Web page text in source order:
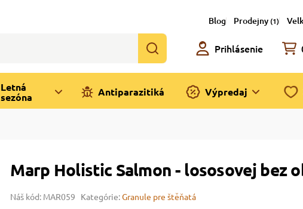
Blog Prodejny (1)
Prihlásenie
Letná
sezóna
Antiparazitiká Výpredaj
Marp Holistic Salmon - lososovej bez
Náš kód: MAR059 Kategórie:Granule pre štěňatá